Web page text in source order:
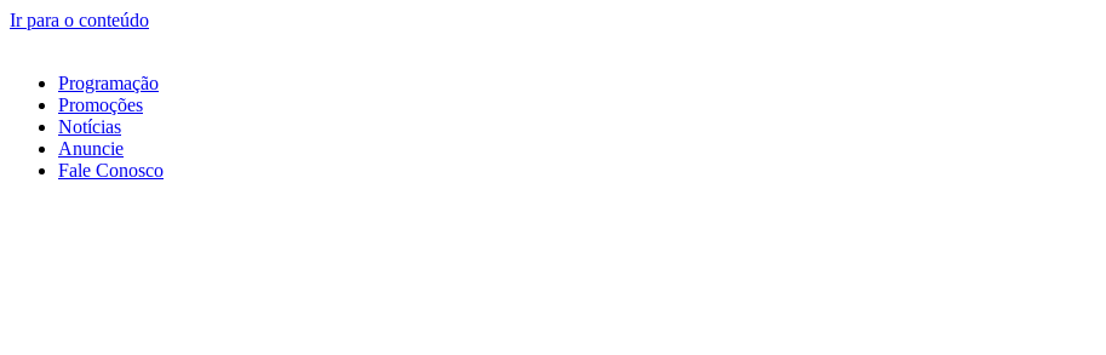
Ir para o conteúdo
Programação
Promoções
Notícias
Anuncie
Fale Conosco